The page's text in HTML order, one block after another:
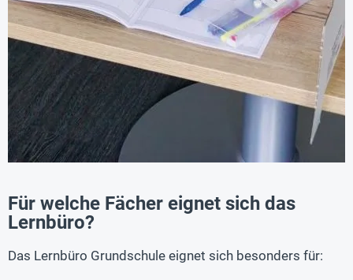
Für welche Fächer eignet sich das
Lernbüro?
Das Lernbüro Grundschule eignet sich besonders für: